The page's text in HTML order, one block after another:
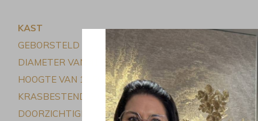
KAST
GEBORSTELD EN GEPOLIJST ROESTVRIJ STAAL 3-
DIAMETER VAN 41 MM
HOOGTE VAN 11,50 MM
KRASBESTENDIG CONVEX SAFFIERGLAS
DOORZICHTIGE ACHTERKANT VAN DE KAST